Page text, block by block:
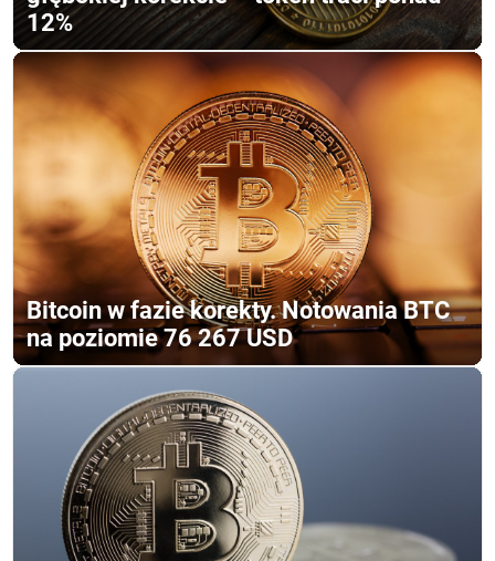
12%
Bitcoin w fazie korekty. Notowania BTC
na poziomie 76 267 USD